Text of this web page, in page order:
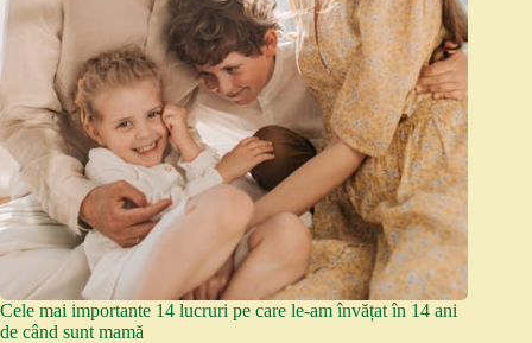
Cele mai importante 14 lucruri pe care le-am învățat în 14 ani
de când sunt mamă